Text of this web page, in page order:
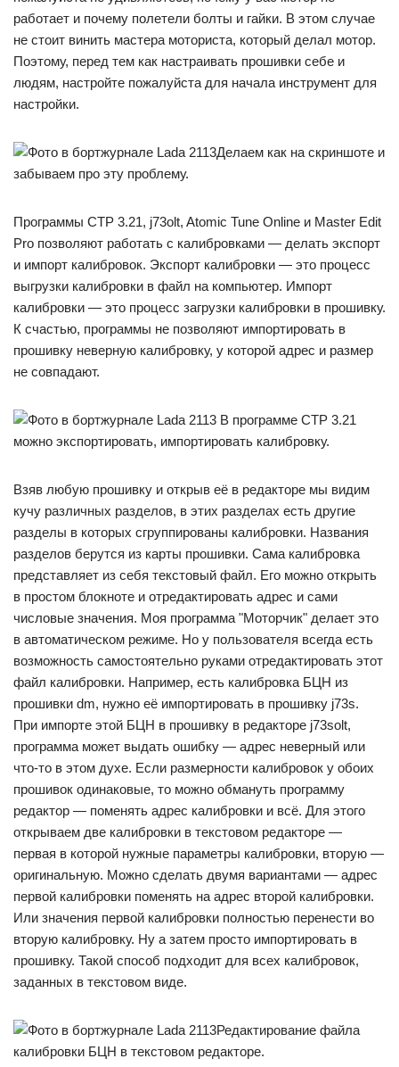
работает и почему полетели болты и гайки. В этом случае
не стоит винить мастера моториста, который делал мотор.
Поэтому, перед тем как настраивать прошивки себе и
людям, настройте пожалуйста для начала инструмент для
настройки.
Делаем как на скриншоте и
забываем про эту проблему.
Программы CTP 3.21, j73olt, Atomic Tune Online и Master Edit
Pro позволяют работать с калибровками — делать экспорт
и импорт калибровок. Экспорт калибровки — это процесс
выгрузки калибровки в файл на компьютер. Импорт
калибровки — это процесс загрузки калибровки в прошивку.
К счастью, программы не позволяют импортировать в
прошивку неверную калибровку, у которой адрес и размер
не совпадают.
В программе CTP 3.21
можно экспортировать, импортировать калибровку.
Взяв любую прошивку и открыв её в редакторе мы видим
кучу различных разделов, в этих разделах есть другие
разделы в которых сгруппированы калибровки. Названия
разделов берутся из карты прошивки. Сама калибровка
представляет из себя текстовый файл. Его можно открыть
в простом блокноте и отредактировать адрес и сами
числовые значения. Моя программа "Моторчик" делает это
в автоматическом режиме. Но у пользователя всегда есть
возможность самостоятельно руками отредактировать этот
файл калибровки. Например, есть калибровка БЦН из
прошивки dm, нужно её импортировать в прошивку j73s.
При импорте этой БЦН в прошивку в редакторе j73solt,
программа может выдать ошибку — адрес неверный или
что-то в этом духе. Если размерности калибровок у обоих
прошивок одинаковые, то можно обмануть программу
редактор — поменять адрес калибровки и всё. Для этого
открываем две калибровки в текстовом редакторе —
первая в которой нужные параметры калибровки, вторую —
оригинальную. Можно сделать двумя вариантами — адрес
первой калибровки поменять на адрес второй калибровки.
Или значения первой калибровки полностью перенести во
вторую калибровку. Ну а затем просто импортировать в
прошивку. Такой способ подходит для всех калибровок,
заданных в текстовом виде.
Редактирование файла
калибровки БЦН в текстовом редакторе.